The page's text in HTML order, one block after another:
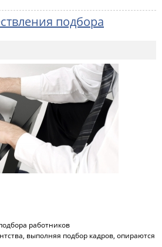
подбора
работников
выполняя подбор кадров, опираются